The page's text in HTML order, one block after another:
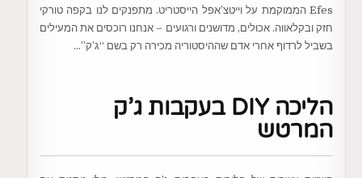
Efes הממוקמת על וייטצ’אפל הייסטריט. מתפנקים לנו בקפה טורקי
חזק ובקלאווה. אכולים, מדושנים ורגועים – אנחנו רוכסים את המעילים
בשביל לרדוף אחרי אדם שההיסטוריה מכירה רק בשם “ג’ק”…
הליכה DIY בעקבות ג’ק
המרטש